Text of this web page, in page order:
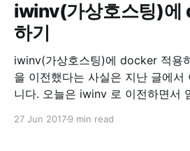
iwinv(가상호스팅)에
하기
iwinv(가상호스팅)에 docker 적용하기 iwinv 제가
을 이전했다는 사실은 지난 글에서
니다. 오늘은 iwinv 로 이전하면서 엄청난 고생을 했던 경
27 Jun 20179 min read